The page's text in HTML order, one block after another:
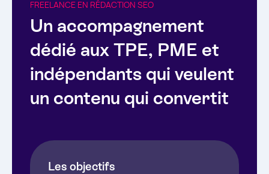
FREELANCE EN RÉDACTION SEO
Un accompagnement
dédié aux TPE, PME et
indépendants qui veulent
un contenu qui convertit
Les objectifs